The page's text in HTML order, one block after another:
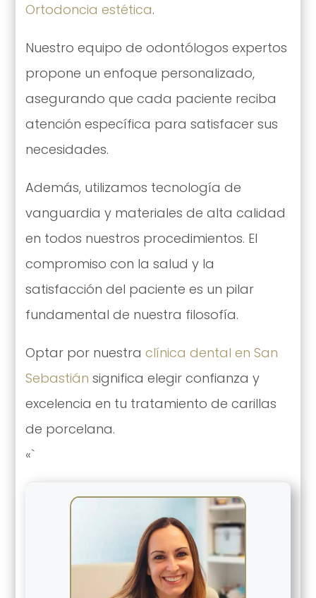
Ortodoncia estética.
Nuestro equipo de odontólogos expertos
propone un enfoque personalizado,
asegurando que cada paciente reciba
atención específica para satisfacer sus
necesidades.
Además, utilizamos tecnología de
vanguardia y materiales de alta calidad
en todos nuestros procedimientos. El
compromiso con la salud y la
satisfacción del paciente es un pilar
fundamental de nuestra filosofía.
Optar por nuestra clínica dental en San
Sebastián significa elegir confianza y
excelencia en tu tratamiento de carillas
de porcelana.
«`